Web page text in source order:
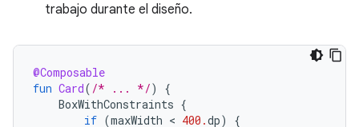
trabajo durante el diseño.
@Composable
fun Card( /* ... */)
{
BoxWithConstraints {
if (maxWidth < 400.dp)
{